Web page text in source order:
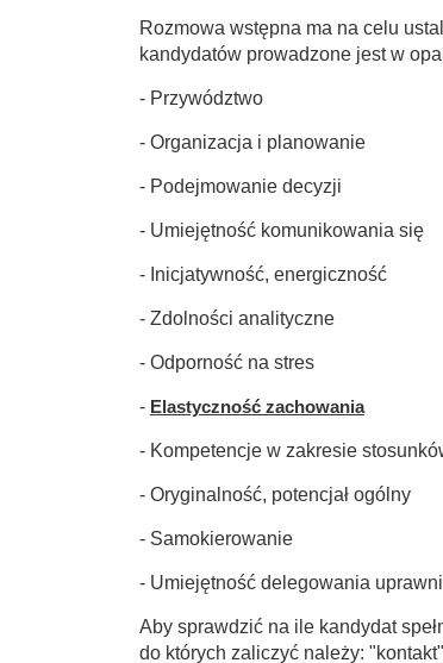
Rozmowa wstępna ma na celu
kandydatów prowadzone jest w
- Przywództwo
- Organizacja i planowanie
- Podejmowanie decyzji
- Umiejętność komunikowania się
- Inicjatywność, energiczność
- Zdolności analityczne
- Odporność na stres
- Elastyczność zachowania
- Kompetencje w zakresie
- Oryginalność, potencjał ogólny
- Samokierowanie
- Umiejętność delegowania
Aby sprawdzić na ile kandydat
do których zaliczyć należy: